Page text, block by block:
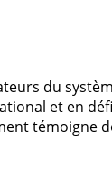
du
et en
témoigne